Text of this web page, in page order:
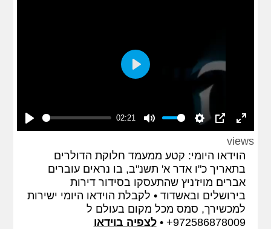
Play
02:21
Mute Settings PIPEnter
fullscreen
Play
views
הוידאו היומי: קטע ממעמד חלוקת הדולרים
בתאריך כ"ו אדר א' תשנ"ב, בו נראים עוברים
אברים מויז'ניץ שהתעסקו בסידור דירות
בירושלים ובאשדוד • לקבלת הוידאו היומי ישירות
למכשירך, סמס מכל מקום בעולם ל
972586878009+ •
לצפיה בוידאו